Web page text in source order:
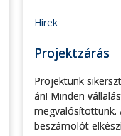
Hírek
Projektzárás
Projektünk
án! Minden
megvalósítottunk.
beszámolót